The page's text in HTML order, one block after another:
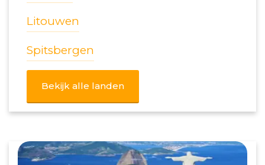
Litouwen
Spitsbergen
Bekijk alle landen